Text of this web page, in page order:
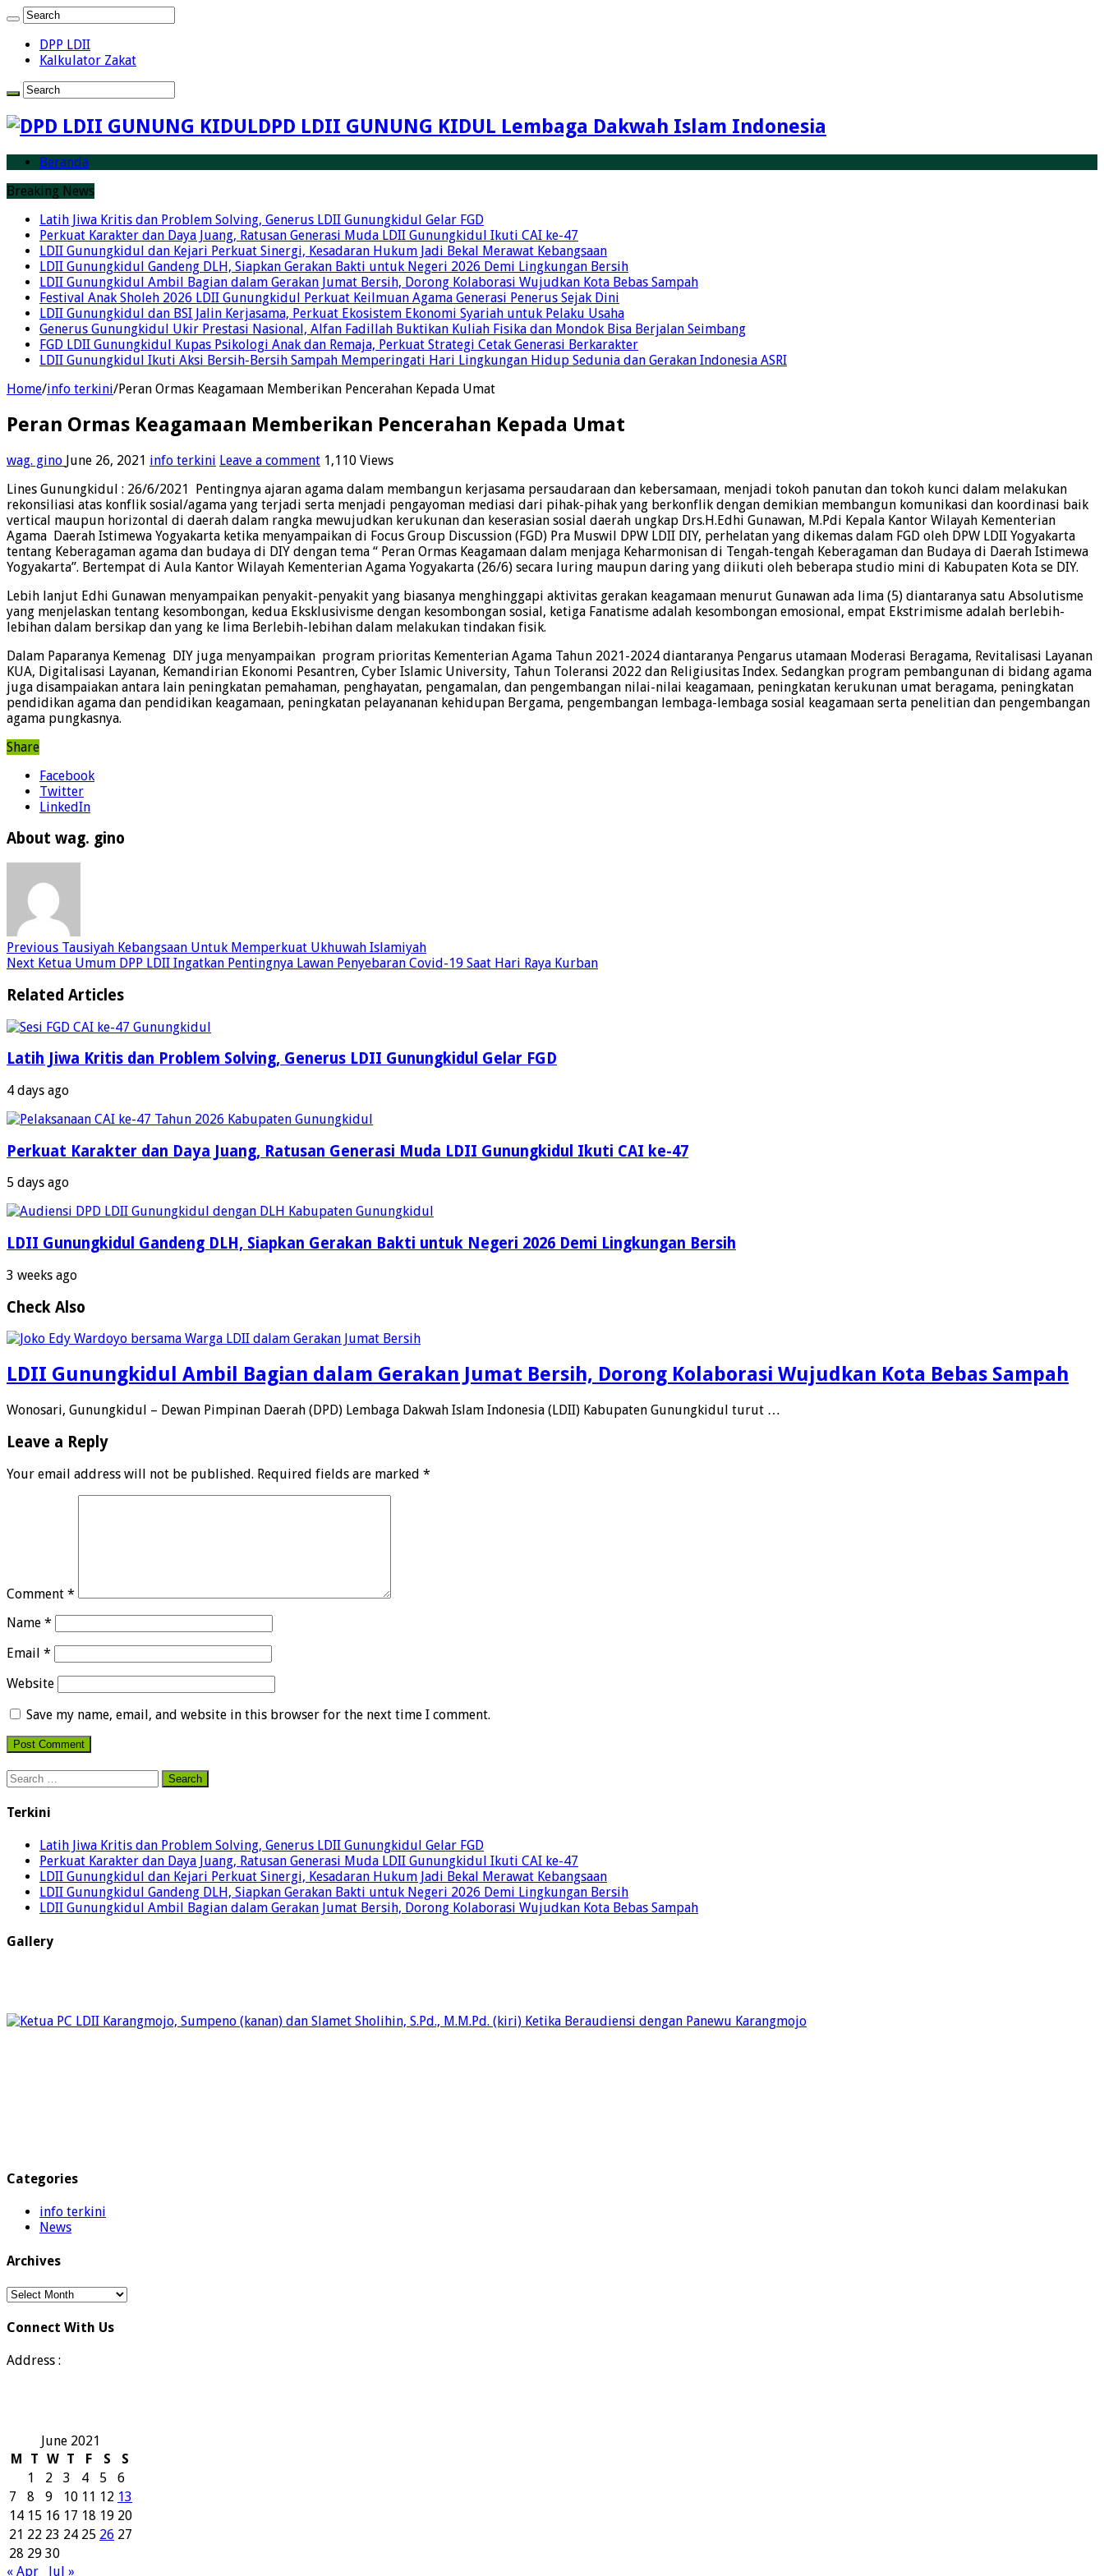
DPP LDII
Kalkulator Zakat
DPD LDII GUNUNG KIDUL Lembaga Dakwah Islam Indonesia
Beranda
Breaking News
Latih Jiwa Kritis dan Problem Solving, Generus LDII Gunungkidul Gelar FGD
Perkuat Karakter dan Daya Juang, Ratusan Generasi Muda LDII Gunungkidul Ikuti CAI ke-47
LDII Gunungkidul dan Kejari Perkuat Sinergi, Kesadaran Hukum Jadi Bekal Merawat Kebangsaan
LDII Gunungkidul Gandeng DLH, Siapkan Gerakan Bakti untuk Negeri 2026 Demi Lingkungan Bersih
LDII Gunungkidul Ambil Bagian dalam Gerakan Jumat Bersih, Dorong Kolaborasi Wujudkan Kota Bebas Sampah
Festival Anak Sholeh 2026 LDII Gunungkidul Perkuat Keilmuan Agama Generasi Penerus Sejak Dini
LDII Gunungkidul dan BSI Jalin Kerjasama, Perkuat Ekosistem Ekonomi Syariah untuk Pelaku Usaha
Generus Gunungkidul Ukir Prestasi Nasional, Alfan Fadillah Buktikan Kuliah Fisika dan Mondok Bisa Berjalan Seimbang
FGD LDII Gunungkidul Kupas Psikologi Anak dan Remaja, Perkuat Strategi Cetak Generasi Berkarakter
LDII Gunungkidul Ikuti Aksi Bersih-Bersih Sampah Memperingati Hari Lingkungan Hidup Sedunia dan Gerakan Indonesia ASRI
Home/info terkini/Peran Ormas Keagamaan Memberikan Pencerahan Kepada Umat
Peran Ormas Keagamaan Memberikan Pencerahan Kepada Umat
wag. gino June 26, 2021 info terkini Leave a comment 1,110 Views
Lines Gunungkidul : 26/6/2021 Pentingnya ajaran agama dalam membangun kerjasama persaudaraan dan kebersamaan, menjadi tokoh panutan dan tokoh kunci dalam melakukan
rekonsiliasi atas konflik sosial/agama yang terjadi serta menjadi pengayoman mediasi dari pihak-pihak yang berkonflik dengan demikian membangun komunikasi dan koordinasi baik
vertical maupun horizontal di daerah dalam rangka mewujudkan kerukunan dan keserasian sosial daerah ungkap Drs.H.Edhi Gunawan, M.Pdi Kepala Kantor Wilayah Kementerian
Agama Daerah Istimewa Yogyakarta ketika menyampaikan di Focus Group Discussion (FGD) Pra Muswil DPW LDII DIY, perhelatan yang dikemas dalam FGD oleh DPW LDII Yogyakarta
tentang Keberagaman agama dan budaya di DIY dengan tema “ Peran Ormas Keagamaan dalam menjaga Keharmonisan di Tengah-tengah Keberagaman dan Budaya di Daerah Istimewa
Yogyakarta”. Bertempat di Aula Kantor Wilayah Kementerian Agama Yogyakarta (26/6) secara luring maupun daring yang diikuti oleh beberapa studio mini di Kabupaten Kota se DIY.
Lebih lanjut Edhi Gunawan menyampaikan penyakit-penyakit yang biasanya menghinggapi aktivitas gerakan keagamaan menurut Gunawan ada lima (5) diantaranya satu Absolutisme
yang menjelaskan tentang kesombongan, kedua Eksklusivisme dengan kesombongan sosial, ketiga Fanatisme adalah kesombongan emosional, empat Ekstrimisme adalah berlebih-
lebihan dalam bersikap dan yang ke lima Berlebih-lebihan dalam melakukan tindakan fisik.
Dalam Paparanya Kemenag DIY juga menyampaikan program prioritas Kementerian Agama Tahun 2021-2024 diantaranya Pengarus utamaan Moderasi Beragama, Revitalisasi Layanan
KUA, Digitalisasi Layanan, Kemandirian Ekonomi Pesantren, Cyber Islamic University, Tahun Toleransi 2022 dan Religiusitas Index. Sedangkan program pembangunan di bidang agama
juga disampaiakan antara lain peningkatan pemahaman, penghayatan, pengamalan, dan pengembangan nilai-nilai keagamaan, peningkatan kerukunan umat beragama, peningkatan
pendidikan agama dan pendidikan keagamaan, peningkatan pelayananan kehidupan Bergama, pengembangan lembaga-lembaga sosial keagamaan serta penelitian dan pengembangan
agama pungkasnya.
Share
Facebook
Twitter
LinkedIn
About wag. gino
Previous Tausiyah Kebangsaan Untuk Memperkuat Ukhuwah Islamiyah
Next Ketua Umum DPP LDII Ingatkan Pentingnya Lawan Penyebaran Covid-19 Saat Hari Raya Kurban
Related Articles
Latih Jiwa Kritis dan Problem Solving, Generus LDII Gunungkidul Gelar FGD
4 days ago
Perkuat Karakter dan Daya Juang, Ratusan Generasi Muda LDII Gunungkidul Ikuti CAI ke-47
5 days ago
LDII Gunungkidul Gandeng DLH, Siapkan Gerakan Bakti untuk Negeri 2026 Demi Lingkungan Bersih
3 weeks ago
Check Also
LDII Gunungkidul Ambil Bagian dalam Gerakan Jumat Bersih, Dorong Kolaborasi Wujudkan Kota Bebas Sampah
Wonosari, Gunungkidul – Dewan Pimpinan Daerah (DPD) Lembaga Dakwah Islam Indonesia (LDII) Kabupaten Gunungkidul turut …
Leave a Reply
Your email address will not be published. Required fields are marked *
Comment *
Name *
Email *
Website
Save my name, email, and website in this browser for the next time I comment.
Search
for:
Terkini
Latih Jiwa Kritis dan Problem Solving, Generus LDII Gunungkidul Gelar FGD
Perkuat Karakter dan Daya Juang, Ratusan Generasi Muda LDII Gunungkidul Ikuti CAI ke-47
LDII Gunungkidul dan Kejari Perkuat Sinergi, Kesadaran Hukum Jadi Bekal Merawat Kebangsaan
LDII Gunungkidul Gandeng DLH, Siapkan Gerakan Bakti untuk Negeri 2026 Demi Lingkungan Bersih
LDII Gunungkidul Ambil Bagian dalam Gerakan Jumat Bersih, Dorong Kolaborasi Wujudkan Kota Bebas Sampah
Gallery
Categories
info terkini
News
Archives
Archives
Connect With Us
Address :
June 2021
M
T W T F S
S
1
2 3 4 5
6
7
8 9 10 11 12 13
14 15 16 17 18 19 20
21 22 23 24 25 26 27
28 29 30
« Apr
Jul »